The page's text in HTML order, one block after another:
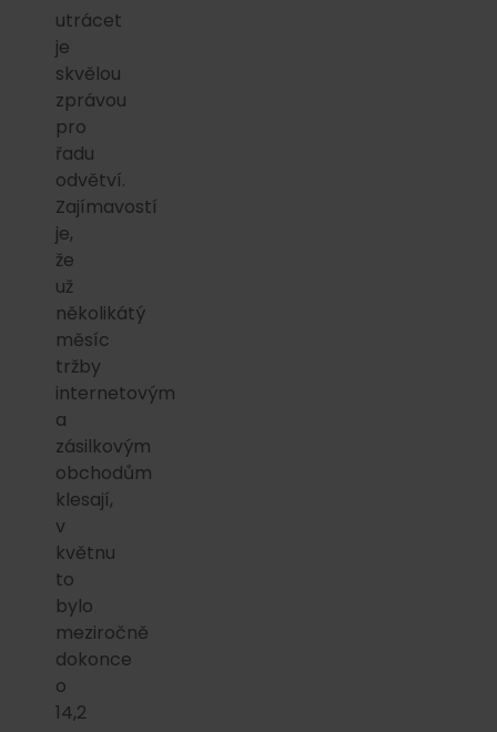
utrácet
je
skvělou
zprávou
pro
řadu
odvětví.
Zajímavostí
je,
že
už
několikátý
měsíc
tržby
internetovým
a
zásilkovým
obchodům
klesají,
v
květnu
to
bylo
meziročně
dokonce
o
14,2